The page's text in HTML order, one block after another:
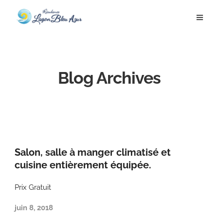
Blog Archives
Salon, salle à manger climatisé et
cuisine entièrement équipée.
Prix Gratuit
juin 8, 2018